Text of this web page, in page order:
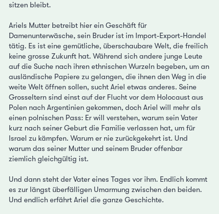
sitzen bleibt.
Ariels Mutter betreibt hier ein Geschäft für
Damenunterwäsche, sein Bruder ist im Import-Export-Handel
tätig. Es ist eine gemütliche, überschaubare Welt, die freilich
keine grosse Zukunft hat. Während sich andere junge Leute
auf die Suche nach ihren ethnischen Wurzeln begeben, um an
ausländische Papiere zu gelangen, die ihnen den Weg in die
weite Welt öffnen sollen, sucht Ariel etwas anderes. Seine
Grosseltern sind einst auf der Flucht vor dem Holocaust aus
Polen nach Argentinien gekommen, doch Ariel will mehr als
einen polnischen Pass: Er will verstehen, warum sein Vater
kurz nach seiner Geburt die Familie verlassen hat, um für
Israel zu kämpfen. Warum er nie zurückgekehrt ist. Und
warum das seiner Mutter und seinem Bruder offenbar
ziemlich gleichgültig ist.
Und dann steht der Vater eines Tages vor ihm. Endlich kommt
es zur längst überfälligen Umarmung zwischen den beiden.
Und endlich erfährt Ariel die ganze Geschichte.